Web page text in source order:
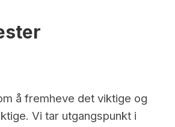
å fremheve det viktige og
Vi tar utgangspunkt i